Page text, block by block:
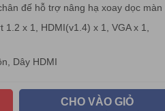
đế hỗ trợ nâng hạ xoay dọc màn
x 1, HDMI(v1.4) x 1, VGA x 1,
Dây HDMI
CHO VÀO GIỎ